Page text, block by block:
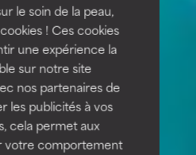
le soin de la peau,
! Ces cookies
une expérience la
sur notre site
nos partenaires de
les publicités à vos
cela permet aux
votre comportement